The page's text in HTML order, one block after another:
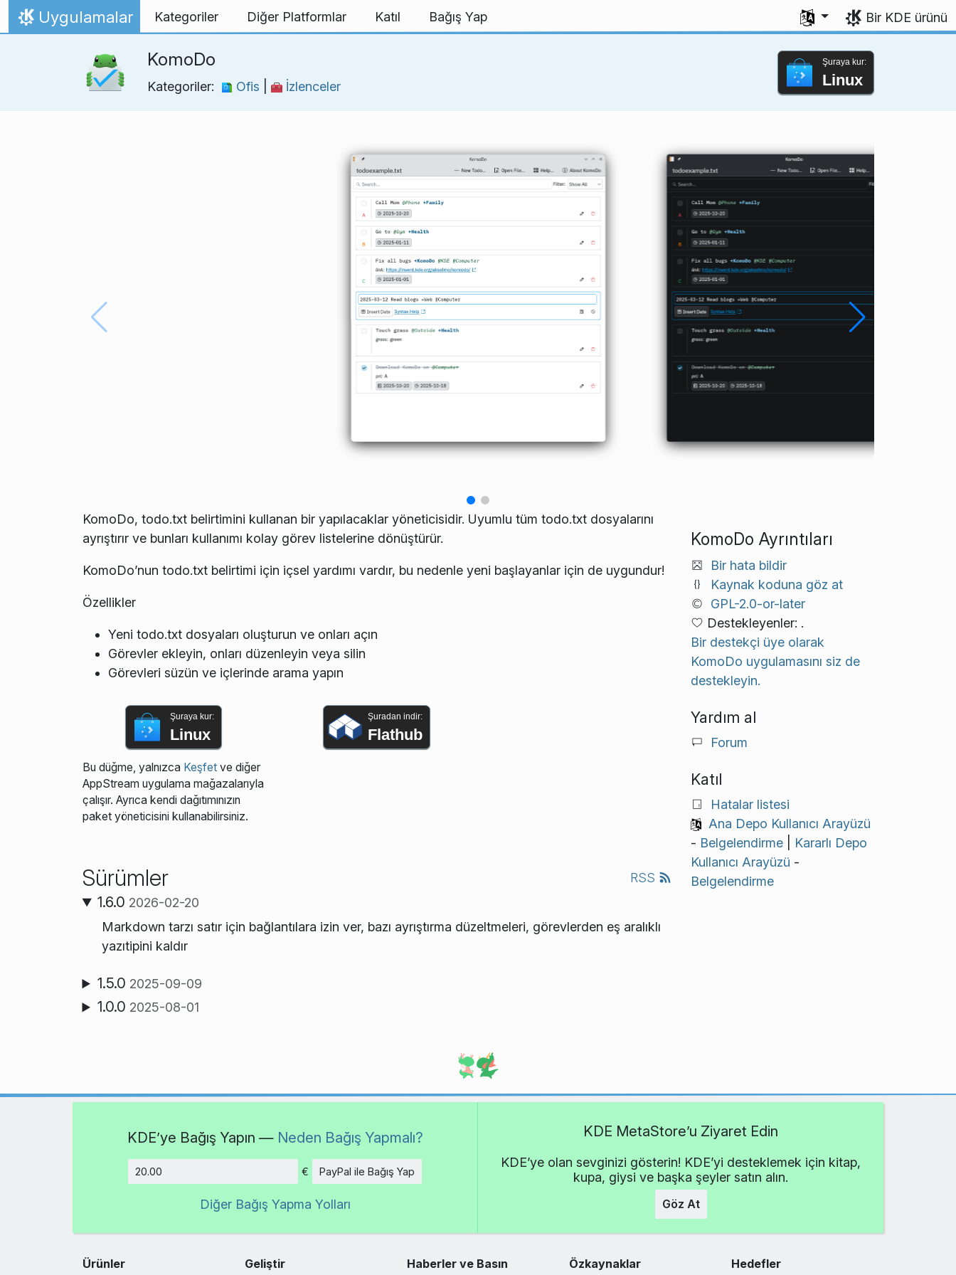
İçeriğe atla
Ana Sayfa
Uygulamalar Kategoriler Diğer Platformlar Katıl Bağış Yap
Dili seç
Bir KDE ürünü
KomoDo
Kategoriler: Ofis İzlenceler
Şuraya kur:
Linux
KomoDo, todo.txt belirtimini kullanan bir yapılacaklar yöneticisidir. Uyumlu tüm todo.txt dosyalarını
ayrıştırır ve bunları kullanımı kolay görev listelerine dönüştürür.
KomoDo’nun todo.txt belirtimi için içsel yardımı vardır, bu nedenle yeni başlayanlar için de uygundur!
Özellikler
Yeni todo.txt dosyaları oluşturun ve onları açın
Görevler ekleyin, onları düzenleyin veya silin
Görevleri süzün ve içlerinde arama yapın
Şuraya kur:
Linux
Bu düğme, yalnızca Keşfetve diğer
AppStream uygulama mağazalarıyla
çalışır. Ayrıca kendi dağıtımınızın
paket yöneticisini kullanabilirsiniz.
Şuradan indir:
Flathub
Sürümler RSS
1.6.0 2026-02-20
Markdown tarzı satır için bağlantılara izin ver, bazı ayrıştırma düzeltmeleri, görevlerden eş aralıklı
yazıtipini kaldır
1.5.0 2025-09-09
1.0.0 2025-08-01
KomoDo Ayrıntıları
Bir hata bildir
Kaynak koduna göz at
GPL-2.0-or-later
Destekleyenler: .
Bir destekçi üye olarak
KomoDo uygulamasını siz de
destekleyin.
Yardım al
Forum
Katıl
Hatalar listesi
Ana Depo Kullanıcı Arayüzü
- Belgelendirme|
Kararlı Depo
Kullanıcı Arayüzü -
Belgelendirme
KDE’ye Bağış Yapın — Neden Bağış Yapmalı?
€ PayPal ile Bağış Yap
Diğer Bağış Yapma Yolları
KDE MetaStore’u Ziyaret Edin
KDE’ye olan sevginizi gösterin! KDE’yi desteklemek için kitap,
kupa, giysi ve başka şeyler satın alın.
Göz At
Ürünler Geliştir Haberler ve Basın Özkaynaklar Hedefler